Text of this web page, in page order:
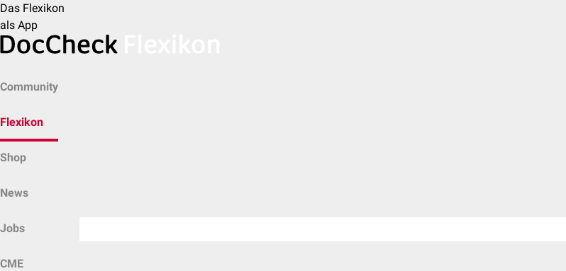
Das Flexikon
als App
Community
Flexikon
Shop
News
Jobs
CME